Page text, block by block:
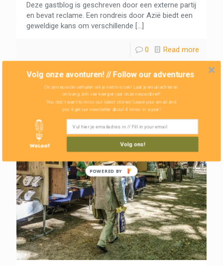
Deze gastblog is geschreven door een externe partij
en bevat reclame. Een rondreis door Azië biedt een
geweldige kans om verschillende […]
0 Read more
Volg onze avonturen! // Follow our adventures
Onze nieuwste verhalen wil je niet missen! Laat je email achter en
ontvang zo'n vier keer per jaar onze nieuwsbrief!
Volg ons!
You don't want to miss our latest stories! Leave your email and
you'll get our newsletter about 4 times in a year!